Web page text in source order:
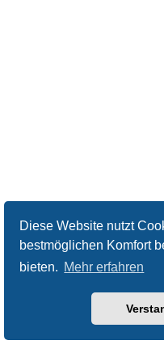
Diese Website nutzt
bestmöglichen Komfort
bieten. Mehr erfahren